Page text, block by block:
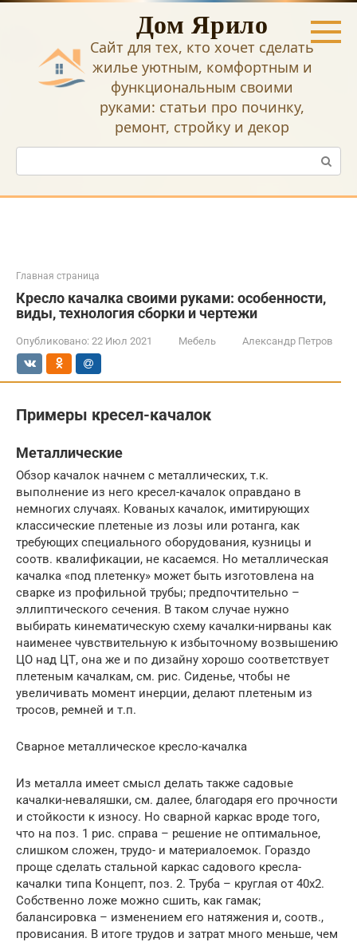
Перейти
Дом Ярило
Сайт для тех, кто хочет сделать
жилье уютным, комфортным и
функциональным своими
руками: статьи про починку,
ремонт, стройку и декор
Поиск:
Главная страница
Кресло качалка своими руками: особенности,
виды, технология сборки и чертежи
Опубликовано: 22 Июл 2021 Мебель Александр Петров
Примеры кресел-качалок
Металлические
Обзор качалок начнем с металлических, т.к.
выполнение из него кресел-качалок оправдано в
немногих случаях. Кованых качалок, имитирующих
классические плетеные из лозы или ротанга, как
требующих специального оборудования, кузницы и
соотв. квалификации, не касаемся. Но металлическая
качалка «под плетенку» может быть изготовлена на
сварке из профильной трубы; предпочтительно –
эллиптического сечения. В таком случае нужно
выбирать кинематическую схему качалки-нирваны как
наименее чувствительную к избыточному возвышению
ЦО над ЦТ, она же и по дизайну хорошо соответствует
плетеным качалкам, см. рис. Сиденье, чтобы не
увеличивать момент инерции, делают плетеным из
тросов, ремней и т.п.
Сварное металлическое кресло-качалка
Из металла имеет смысл делать также садовые
качалки-неваляшки, см. далее, благодаря его прочности
и стойкости к износу. Но сварной каркас вроде того,
что на поз. 1 рис. справа – решение не оптимальное,
слишком сложен, трудо- и материалоемок. Гораздо
проще сделать стальной каркас садового кресла-
качалки типа Концепт, поз. 2. Труба – круглая от 40х2.
Собственно ложе можно сшить, как гамак;
балансировка – изменением его натяжения и, соотв.,
провисания. В итоге трудов и затрат много меньше, чем